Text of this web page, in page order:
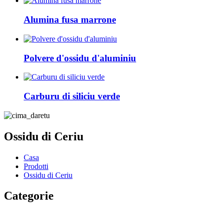
Alumina fusa marrone
Polvere d'ossidu d'aluminiu
Carburu di siliciu verde
Ossidu di Ceriu
Casa
Prodotti
Ossidu di Ceriu
Categorie